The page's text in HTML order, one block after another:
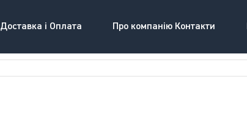
Доставка і Оплата Про компанію Контакти